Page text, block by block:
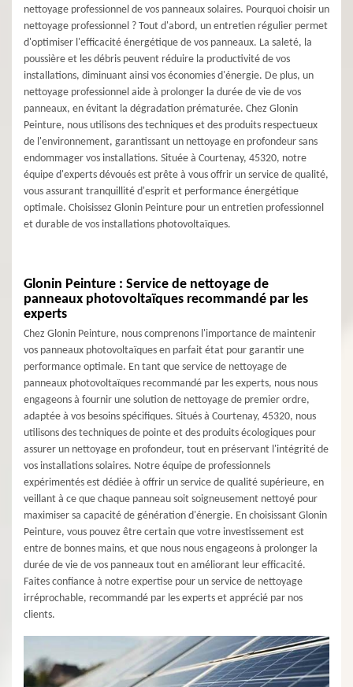
nettoyage professionnel de vos panneaux solaires. Pourquoi choisir un
nettoyage professionnel ? Tout d'abord, un entretien régulier permet
d'optimiser l'efficacité énergétique de vos panneaux. La saleté, la
poussière et les débris peuvent réduire la productivité de vos
installations, diminuant ainsi vos économies d'énergie. De plus, un
nettoyage professionnel aide à prolonger la durée de vie de vos
panneaux, en évitant la dégradation prématurée. Chez Glonin
Peinture, nous utilisons des techniques et des produits respectueux
de l'environnement, garantissant un nettoyage en profondeur sans
endommager vos installations. Située à Courtenay, 45320, notre
équipe d'experts dévoués est prête à vous offrir un service de qualité,
vous assurant tranquillité d'esprit et performance énergétique
optimale. Choisissez Glonin Peinture pour un entretien professionnel
et durable de vos installations photovoltaïques.
Glonin Peinture : Service de nettoyage de
panneaux photovoltaïques recommandé par les
experts
Chez Glonin Peinture, nous comprenons l'importance de maintenir
vos panneaux photovoltaïques en parfait état pour garantir une
performance optimale. En tant que service de nettoyage de
panneaux photovoltaïques recommandé par les experts, nous nous
engageons à fournir une solution de nettoyage de premier ordre,
adaptée à vos besoins spécifiques. Situés à Courtenay, 45320, nous
utilisons des techniques de pointe et des produits écologiques pour
assurer un nettoyage en profondeur, tout en préservant l'intégrité de
vos installations solaires. Notre équipe de professionnels
expérimentés est dédiée à offrir un service de qualité supérieure, en
veillant à ce que chaque panneau soit soigneusement nettoyé pour
maximiser sa capacité de génération d'énergie. En choisissant Glonin
Peinture, vous pouvez être certain que votre investissement est
entre de bonnes mains, et que nous nous engageons à prolonger la
durée de vie de vos panneaux tout en améliorant leur efficacité.
Faites confiance à notre expertise pour un service de nettoyage
irréprochable, recommandé par les experts et apprécié par nos
clients.